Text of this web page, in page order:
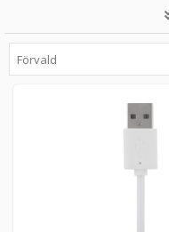
USB-C,
159 kr